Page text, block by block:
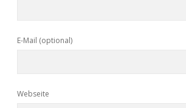
E-Mail (optional)
Webseite